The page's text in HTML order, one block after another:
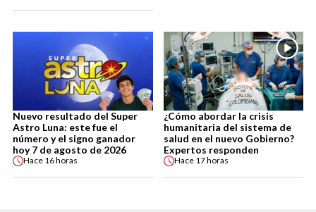
Nuevo resultado del Super
Astro Luna: este fue el
número y el signo ganador
hoy 7 de agosto de 2026
Hace 16 horas
¿Cómo abordar la crisis
humanitaria del sistema de
salud en el nuevo Gobierno?
Expertos responden
Hace 17 horas